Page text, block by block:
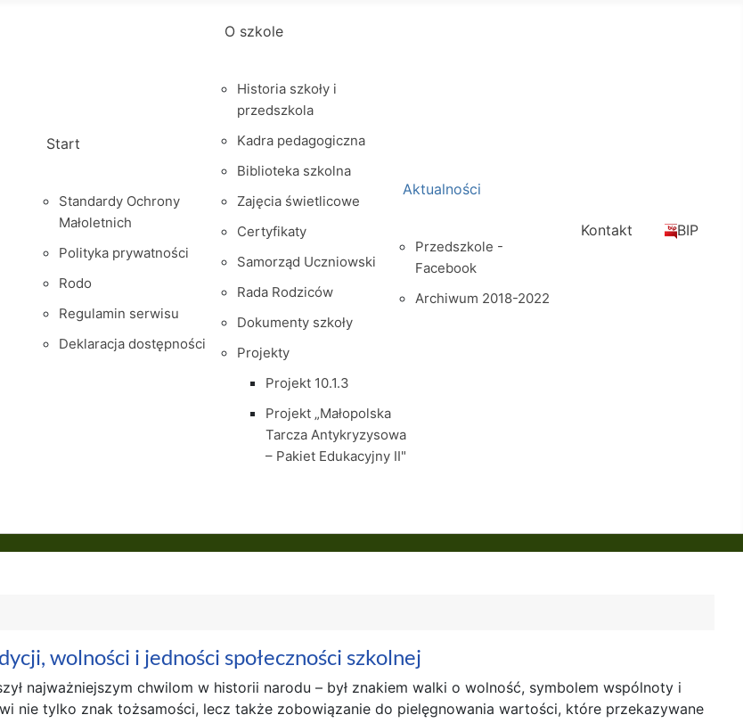
Start
Standardy Ochrony
Małoletnich
Polityka prywatności
Rodo
Regulamin serwisu
Deklaracja dostępności
O szkole
Historia szkoły i
przedszkola
Kadra pedagogiczna
Biblioteka szkolna
Zajęcia świetlicowe
Certyfikaty
Samorząd Uczniowski
Rada Rodziców
Dokumenty szkoły
Projekty
Projekt 10.1.3
Projekt „Małopolska
Tarcza Antykryzysowa
– Pakiet Edukacyjny II"
Aktualności
Przedszkole -
Facebook
Archiwum 2018-2022
Kontakt BIP
wolności i jedności społeczności szkolnej
najważniejszym chwilom w historii narodu – był znakiem walki o wolność, symbolem wspólnoty i
nie tylko znak tożsamości, lecz także zobowiązanie do pielęgnowania wartości, które przekazywane